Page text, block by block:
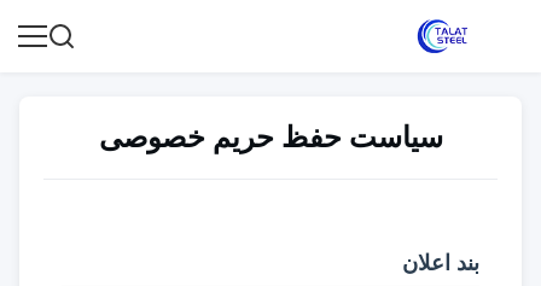
سیاست حفظ حریم خصوصی
بند اعلان